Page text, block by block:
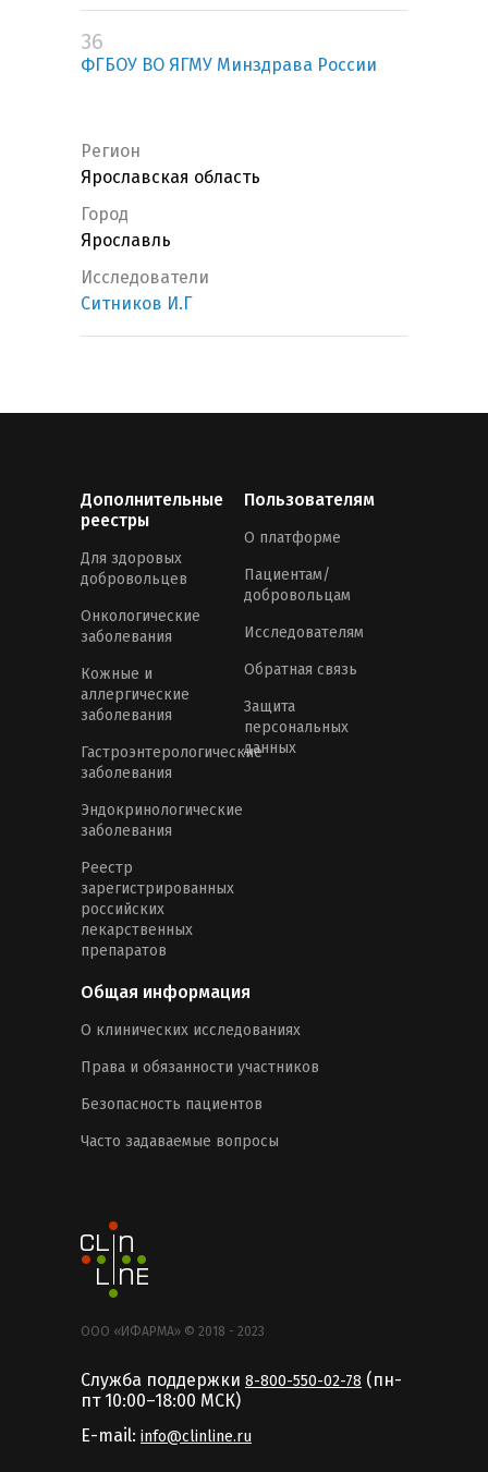
36
ФГБОУ ВО ЯГМУ Минздрава России
Регион
Ярославская область
Город
Ярославль
Исследователи
Ситников И.Г
Дополнительные
реестры
Для здоровых
добровольцев
Онкологические
заболевания
Кожные и
аллергические
заболевания
Гастроэнтерологические
заболевания
Эндокринологические
заболевания
Реестр
зарегистрированных
российских
лекарственных
препаратов
Пользователям
О платформе
Пациентам/
добровольцам
Исследователям
Обратная связь
Защита
персональных
данных
Общая информация
О клинических исследованиях
Права и обязанности участников
Безопасность пациентов
Часто задаваемые вопросы
ООО «ИФАРМА» © 2018 - 2023
Служба поддержки 8-800-550-02-78 (пн-
пт 10:00–18:00 MCК)
E-mail: info@clinline.ru